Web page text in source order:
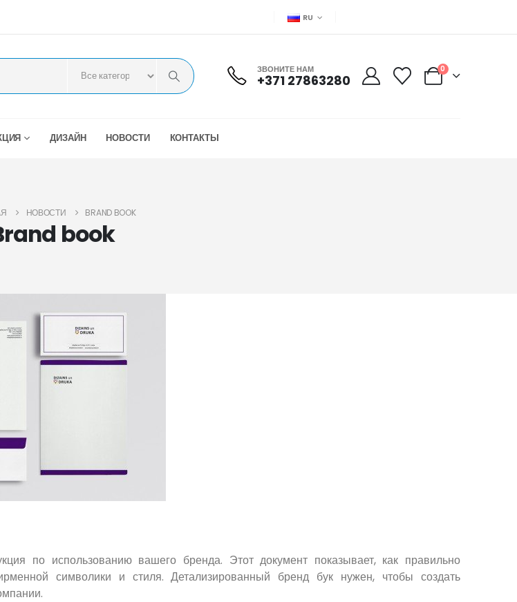
RU
ЗВОНИТЕ НАМ
+371 27863280
0
ДИЗАЙН НОВОСТИ КОНТАКТЫ
НОВОСТИ BRAND BOOK
book
по использованию вашего бренда. Этот документ показывает, как правильно
символики и стиля. Детализированный бренд бук нужен, чтобы создать